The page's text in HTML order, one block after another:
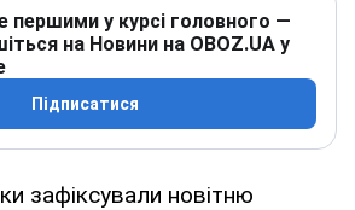
першими у курсі головного —
на Новини на OBOZ.UA у
Підписатися
зафіксували новітню